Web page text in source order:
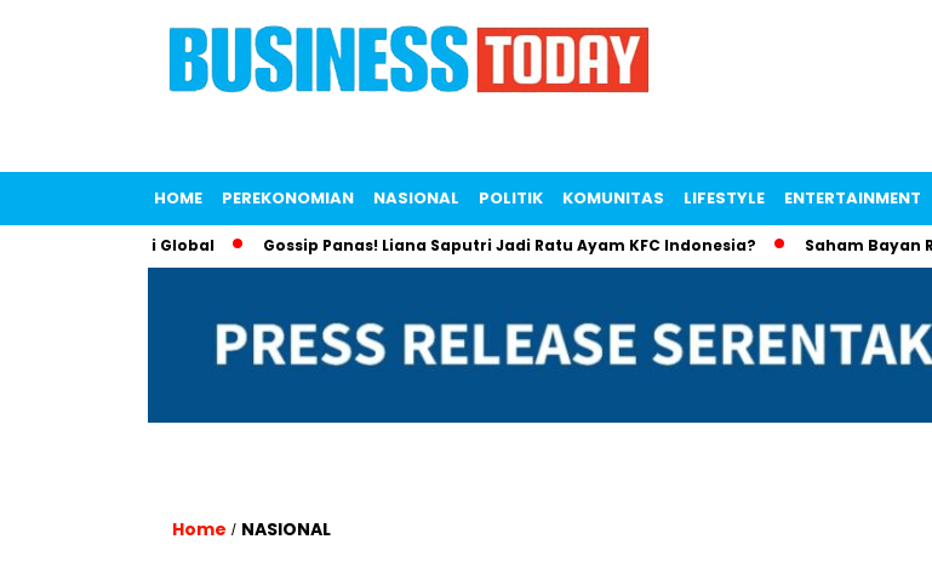
HOME PEREKONOMIAN NASIONAL POLITIK KOMUNITAS LIFESTYLE ENTERTAINMENT
Ekonomi Global Gossip Panas! Liana Saputri Jadi Ratu Ayam KFC Indonesia? Saham Bayan
Home / NASIONAL